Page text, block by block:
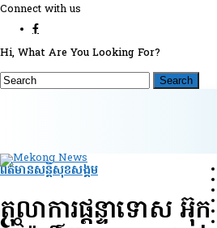
Connect with us
Hi, What Are You Looking For?
ព័ត៌មានសន្តិសុខ​សង្គម
តុលាការផ្តន្ទាទោស អ៊ុ